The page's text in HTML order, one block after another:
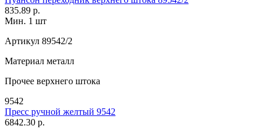
835.89 р.
Мин. 1 шт
Артикул 89542/2
Материал металл
Прочее верхнего штока
9542
Пресс ручной желтый 9542
6842.30 р.